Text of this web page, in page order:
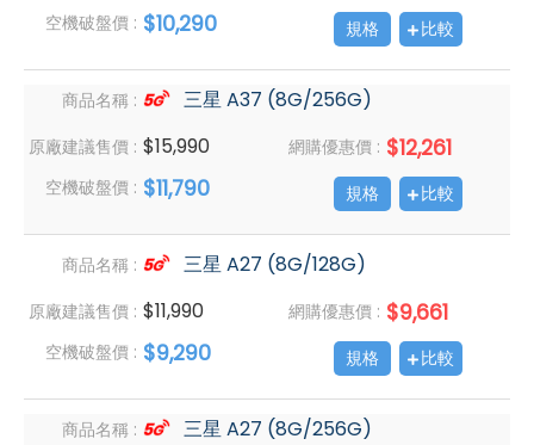
空機破盤價 : $10,290 規格 比較
商品名稱 : 三星 A37 (8G/256G)
原廠建議售價 : $15,990 網購優惠價 : $12,261
空機破盤價 : $11,790 規格 比較
商品名稱 : 三星 A27 (8G/128G)
原廠建議售價 : $11,990 網購優惠價 : $9,661
空機破盤價 : $9,290 規格 比較
商品名稱 : 三星 A27 (8G/256G)